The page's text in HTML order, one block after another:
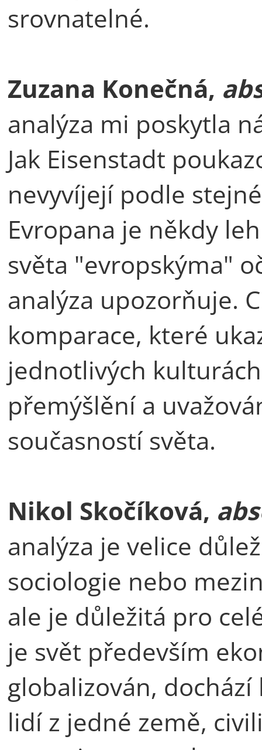
Zuzana Konečná,
analýza mi poskytla
Jak Eisenstadt
nevyvíjejí podle
Evropana je někdy
světa "evropskýma"
analýza upozorňuje.
komparace, které
jednotlivých
přemýšlění a
současností světa.
Nikol Skočíková,
analýza je velice
sociologie nebo
ale je důležitá pro
je svět především
globalizován,
lidí z jedné země,